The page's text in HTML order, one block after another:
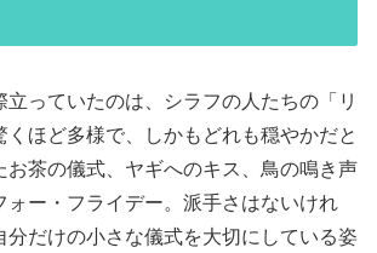
立っていたのは、シラフの人たちの「リ
くほど多様で、しかもどれも穏やかだと
お茶の儀式、ヤギへのキス、鳥の鳴き声
ォー・フライデー。派手さはないけれ
分だけの小さな儀式を大切にしている姿